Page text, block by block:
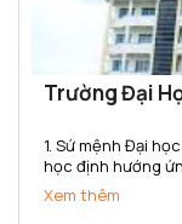
Trường Đại
1. Sứ mệnh Đại học Sư phạm Kỹ thuật Vĩnh Long là trường đại
học định hướng
nhà giáo giáo dục
đa bậc; là trung
Xem thêm